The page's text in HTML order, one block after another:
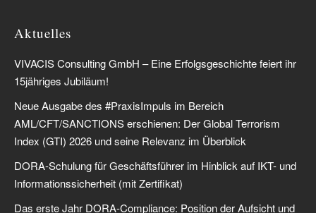
Aktuelles
VIVACIS Consulting GmbH – Eine Erfolgsgeschichte feiert ihr
15jähriges Jubiläum!
Neue Ausgabe des #PraxisImpuls im Bereich
AML/CFT/SANCTIONS erschienen: Der Global Terrorism
Index (GTI) 2026 und seine Relevanz im Überblick
DORA-Schulung für Geschäftsführer im Hinblick auf IKT- und
Informationssicherheit (mit Zertifikat)
Das erste Jahr DORA-Compliance: Position der Aufsicht und